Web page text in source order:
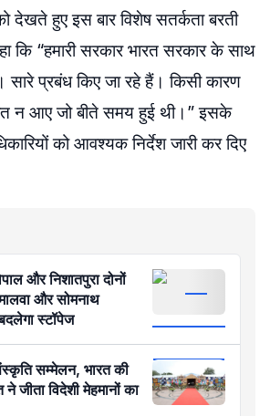
हुए इस बार विशेष सतर्कता बरती
कि “हमारी सरकार भारत सरकार के साथ
सारे प्रबंध किए जा रहे हैं। किसी कारण
न आए जो बीते समय हुई थी।” इसके
को आवश्यक निर्देश जारी कर दिए
और निशातपुरा दोनों
और सोमनाथ
स्टॉपेज
सम्मेलन, भारत की
जीता विदेशी मेहमानों का